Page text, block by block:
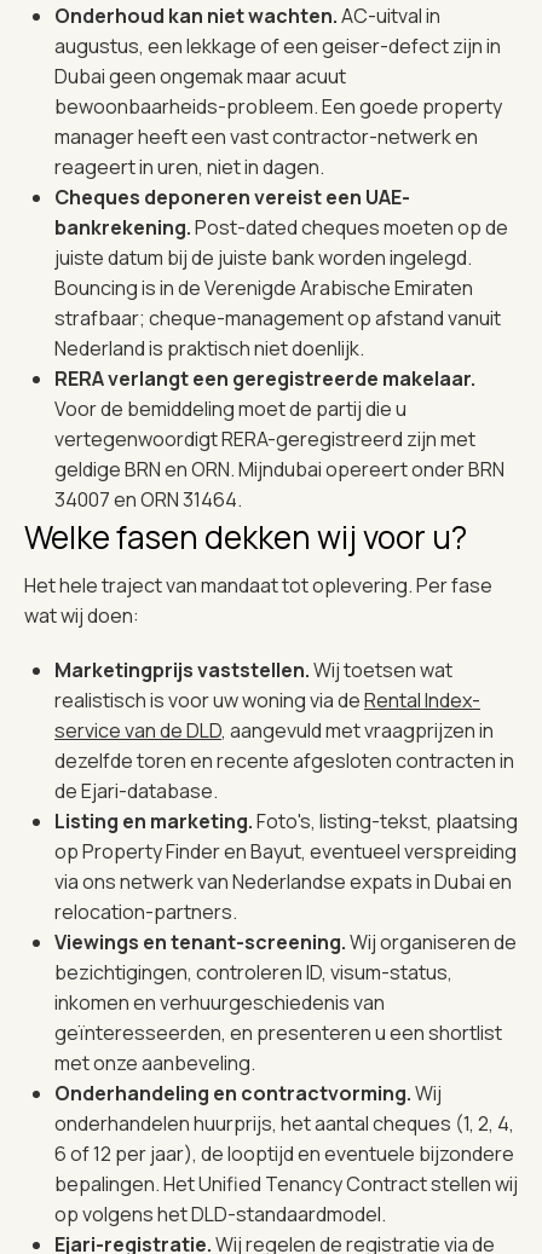
Onderhoud kan niet wachten.AC-uitval in
augustus, een lekkage of een geiser-defect zijn in
Dubai geen ongemak maar acuut
bewoonbaarheids-probleem. Een goede property
manager heeft een vast contractor-netwerk en
reageert in uren, niet in dagen.
Cheques deponeren vereist een UAE-
bankrekening.Post-dated cheques moeten op de
juiste datum bij de juiste bank worden ingelegd.
Bouncing is in de Verenigde Arabische Emiraten
strafbaar; cheque-management op afstand vanuit
Nederland is praktisch niet doenlijk.
RERA verlangt een geregistreerde makelaar.
Voor de bemiddeling moet de partij die u
vertegenwoordigt RERA-geregistreerd zijn met
geldige BRN en ORN. Mijndubai opereert onder BRN
34007 en ORN 31464.
Welke fasen dekken wij voor u?
Het hele traject van mandaat tot oplevering. Per fase
wat wij doen:
Marketingprijs vaststellen.Wij toetsen wat
realistisch is voor uw woning via deRental Index-
service van de DLD, aangevuld met vraagprijzen in
dezelfde toren en recente afgesloten contracten in
de Ejari-database.
Listing en marketing.Foto's, listing-tekst, plaatsing
op Property Finder en Bayut, eventueel verspreiding
via ons netwerk van Nederlandse expats in Dubai en
relocation-partners.
Viewings en tenant-screening.Wij organiseren de
bezichtigingen, controleren ID, visum-status,
inkomen en verhuurgeschiedenis van
geïnteresseerden, en presenteren u een shortlist
met onze aanbeveling.
Onderhandeling en contractvorming.Wij
onderhandelen huurprijs, het aantal cheques (1, 2, 4,
6 of 12 per jaar), de looptijd en eventuele bijzondere
bepalingen. Het Unified Tenancy Contract stellen wij
op volgens het DLD-standaardmodel.
Ejari-registratie.Wij regelen de registratie via de